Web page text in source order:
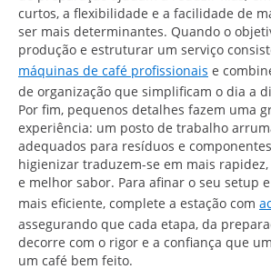
curtos, a flexibilidade e a facilidade de
ser mais determinantes. Quando o
produção e estruturar um serviço
máquinas de café profissionais e
de organização que simplificam o dia a
Por fim, pequenos detalhes fazem uma
experiência: um posto de trabalho
adequados para resíduos e
higienizar traduzem-se em mais
e melhor sabor. Para afinar o seu setup
mais eficiente, complete a estação com
assegurando que cada etapa, da
decorre com o rigor e a confiança que
um café bem feito.